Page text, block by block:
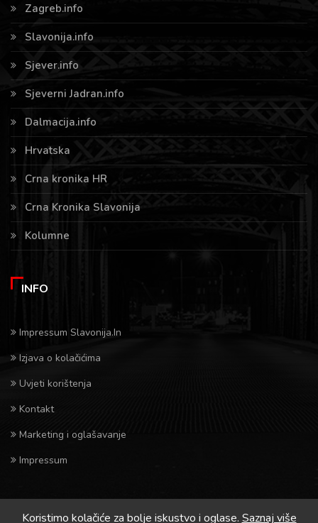
Zagreb.info
Slavonija.info
Sjever.info
Sjeverni Jadran.info
Dalmacija.info
Hrvatska
Crna kronika HR
Crna Kronika Slavonija
Kolumne
INFO
Impressum Slavonija.In
Izjava o kolačićima
Uvjeti korištenja
Kontakt
Marketing i oglašavanje
Impressum
Koristimo kolačiće za bolje iskustvo i oglase. Saznaj više